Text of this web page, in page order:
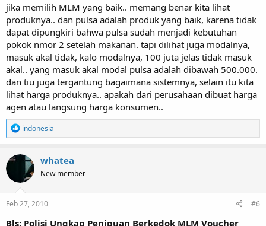
jika memilih MLM yang baik.. memang benar kita lihat
produknya.. dan pulsa adalah produk yang baik, karena tidak
dapat dipungkiri bahwa pulsa sudah menjadi kebutuhan
pokok nmor 2 setelah makanan. tapi dilihat juga modalnya,
masuk akal tidak, kalo modalnya, 100 juta jelas tidak masuk
akal.. yang masuk akal modal pulsa adalah dibawah 500.000.
dan tiu juga tergantung bagaimana sistemnya, selain itu kita
lihat harga produknya.. apakah dari perusahaan dibuat harga
agen atau langsung harga konsumen..
R
e
a
c
o
n
s
indonesia
whatea
New member
Feb 27, 2010 #6
Bls: Polisi Ungkap Penipuan Berkedok MLM Voucher